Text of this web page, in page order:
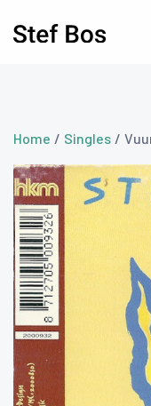
Home / Singles /